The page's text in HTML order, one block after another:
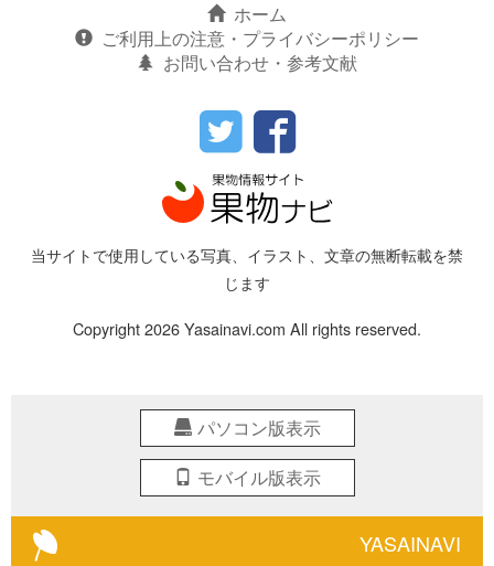
ホーム
ご利用上の注意・プライバシーポリシー
お問い合わせ・参考文献
当サイトで使用している写真、イラスト、文章の無断転載を禁
じます
Copyright 2026 Yasainavi.com All rights reserved.
パソコン版表示
モバイル版表示
YASAINAVI